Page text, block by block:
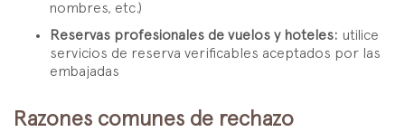
nombres, etc.)
Reservas profesionales de vuelos y hoteles: utilice
servicios de reserva verificables aceptados por las
embajadas
Razones comunes de rechazo